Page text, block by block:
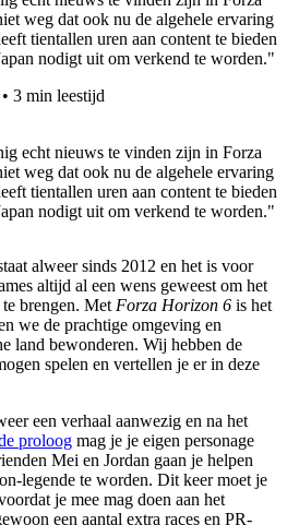
weg dat ook nu de algehele ervaring
tientallen uren aan content te bieden
nodigt uit om verkend te worden."
• 3 min leestijd
echt nieuws te vinden zijn in Forza
weg dat ook nu de algehele ervaring
tientallen uren aan content te bieden
nodigt uit om verkend te worden."
alweer sinds 2012 en het is voor
altijd al een wens geweest om het
brengen. Met Forza Horizon 6 is het
we de prachtige omgeving en
land bewonderen. Wij hebben de
spelen en vertellen je er in deze
een verhaal aanwezig en na het
proloog mag je je eigen personage
Mei en Jordan gaan je helpen
legende te worden. Dit keer moet je
je mee mag doen aan het
een aantal extra races en PR-